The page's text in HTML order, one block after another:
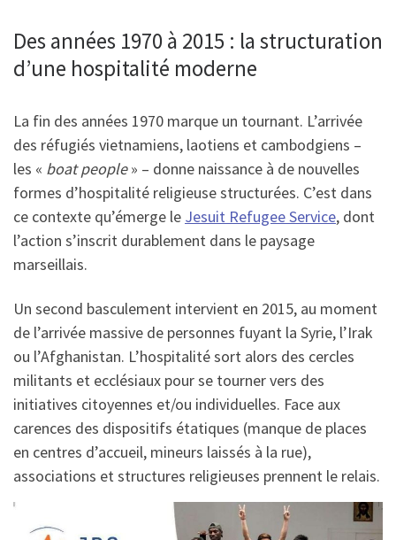
Des années 1970 à 2015 : la structuration
d’une hospitalité moderne
La fin des années 1970 marque un tournant. L’arrivée
des réfugiés vietnamiens, laotiens et cambodgiens –
les « boat people» – donne naissance à de nouvelles
formes d’hospitalité religieuse structurées. C’est dans
ce contexte qu’émerge le Jesuit Refugee Service, dont
l’action s’inscrit durablement dans le paysage
marseillais.
Un second basculement intervient en 2015, au moment
de l’arrivée massive de personnes fuyant la Syrie, l’Irak
ou l’Afghanistan. L’hospitalité sort alors des cercles
militants et ecclésiaux pour se tourner vers des
initiatives citoyennes et/ou individuelles. Face aux
carences des dispositifs étatiques (manque de places
en centres d’accueil, mineurs laissés à la rue),
associations et structures religieuses prennent le relais.